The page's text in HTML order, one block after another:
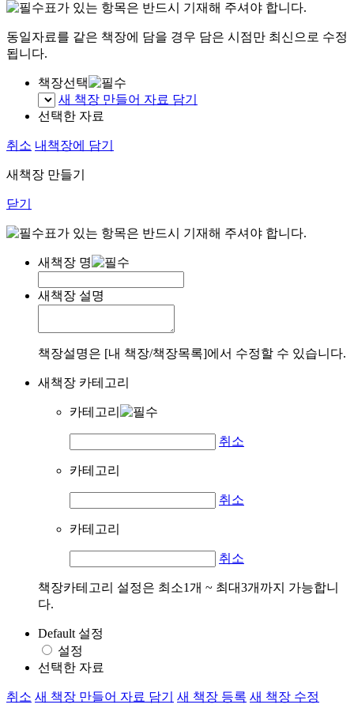
표가 있는 항목은 반드시 기재해 주셔야 합니다.
동일자료를 같은 책장에 담을 경우 담은 시점만 최신으로 수정
됩니다.
책장선택
새 책장 만들어 자료 담기
선택한 자료
취소 내책장에 담기
새책장 만들기
닫기
표가 있는 항목은 반드시 기재해 주셔야 합니다.
새책장 명
새책장 설명
책장설명은 [내 책장/책장목록]에서 수정할 수 있습니다.
새책장 카테고리
카테고리
취소
카테고리
취소
카테고리
취소
책장카테고리 설정은 최소1개 ~ 최대3개까지 가능합니
다.
Default 설정
설정
선택한 자료
취소 새 책장 만들어 자료 담기 새 책장 등록 새 책장 수정